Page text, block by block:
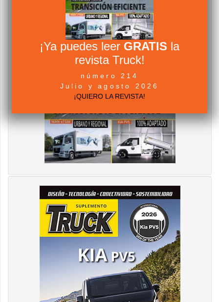
¡Ya puedes leer GRATIS la
revista Truck!
número 214
Julio y agosto 2026
¡QUIERO LA REVISTA!